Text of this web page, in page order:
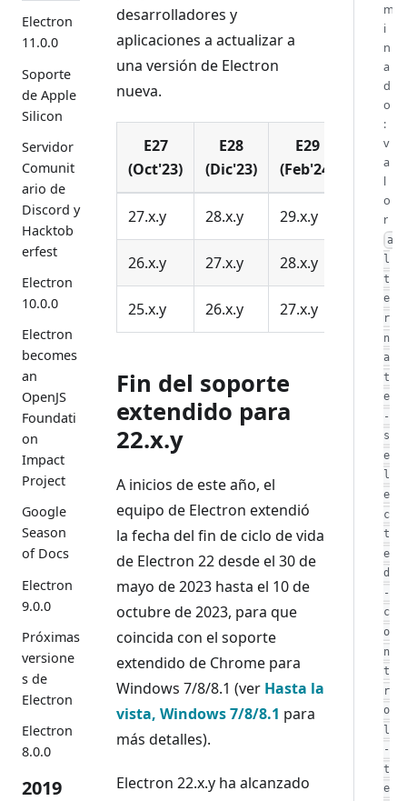
Electron
11.0.0
Soporte
de Apple
Silicon
Servidor
Comunit
ario de
Discord y
Hacktob
erfest
Electron
10.0.0
Electron
becomes
an
OpenJS
Foundati
on
Impact
Project
Google
Season
of Docs
Electron
9.0.0
Próximas
versione
s de
Electron
Electron
8.0.0
2019
desarrolladores y
aplicaciones a actualizar a
una versión de Electron
nueva.
E27
(Oct'23)
E28
(Dic'23)
E29
(Feb'24)
27.x.y 28.x.y 29.x.y
26.x.y 27.x.y 28.x.y
25.x.y 26.x.y 27.x.y
Fin del soporte
extendido para
22.x.y
A inicios de este año, el
equipo de Electron extendió
la fecha del fin de ciclo de vida
de Electron 22 desde el 30 de
mayo de 2023 hasta el 10 de
octubre de 2023, para que
coincida con el soporte
extendido de Chrome para
Windows 7/8/8.1 (ver Hasta la
vista, Windows 7/8/8.1 para
más detalles).
Electron 22.x.y ha alcanzado
m
i
n
a
d
o
:
v
a
l
o
r
a
l
t
e
r
n
a
t
e
-
s
e
l
e
c
t
e
d
-
c
o
n
t
r
o
l
-
t
e